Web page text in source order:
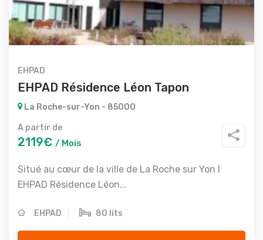
EHPAD
EHPAD Résidence Léon Tapon
La Roche-sur-Yon - 85000
A partir de
2119€ / Mois
Situé au cœur de la ville de La Roche sur Yon l
EHPAD Résidence Léon...
EHPAD 80 lits